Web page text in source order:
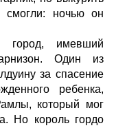
смогли: ночью он
город, имевший
Один из
за спасение
ребенка,
который мог
Но король гордо